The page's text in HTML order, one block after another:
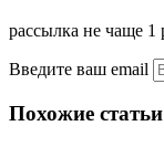
рассылка не чаще 1
Введите ваш email
Похожие статьи